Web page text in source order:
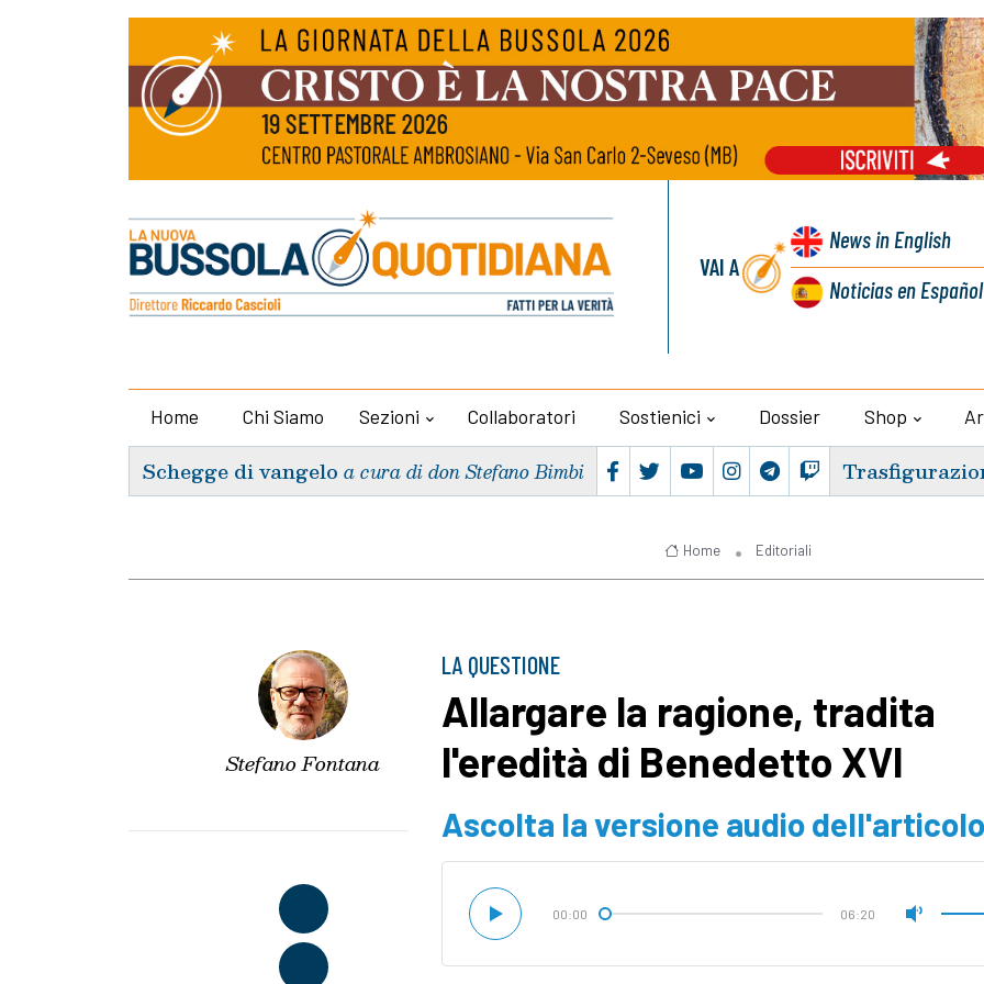
VAI A
Newsin English
Noticiasen Español
Home Chi Siamo Sezioni Collaboratori Sostienici Dossier Shop
Schegge di vangelo a cura di don Stefano Bimbi
Home Editoriali
Stefano Fontana
LA QUESTIONE
Allargare la ragione, tradita
l'eredità di Benedetto XVI
Ascolta la versione audio dell'articolo
00:00 06:20